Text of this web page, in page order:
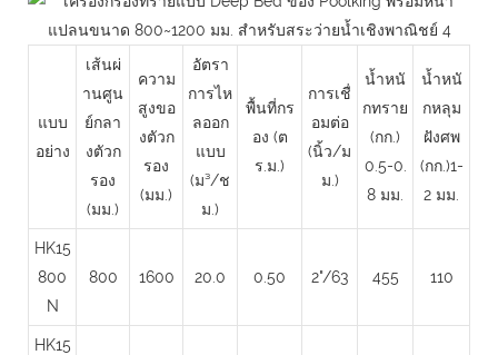
แบบ
อย่าง
เส้นผ่
านศูน
ย์กลา
งตัวก
รอง
(มม.)
ความ
สูงขอ
งตัวก
รอง
(มม.)
อัตรา
การไห
ลออก
แบบ
(ม³/ช
ม.)
พื้นที่กร
อง (ต
ร.ม.)
การเชื่
อมต่อ
(นิ้ว/ม
ม.)
น้ำหนั
กทราย
(กก.)
0.5-0.
8 มม.
น้ำหนั
กหลุม
ฝังศพ
(กก.)1-
2 มม.
HK15
800
N
800 1600 20.0 0.50 2"/63 455 110
HK15